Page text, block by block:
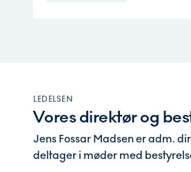
LEDELSEN
Vores direktør og
Jens Fossar Madsen er adm.
deltager i møder med